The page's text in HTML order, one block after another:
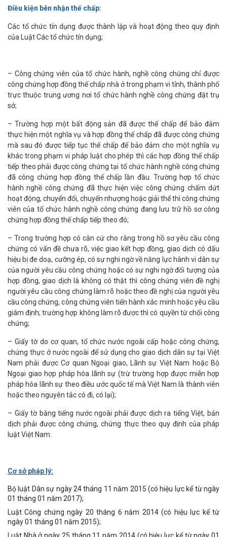
Điều kiện bên nhận thế chấp:
Các tổ chức tín dụng được thành lập và hoạt động theo quy định
của Luật Các tổ chức tín dụng;
– Công chứng viên của tổ chức hành, nghề công chứng chỉ được
công chứng hợp đồng thế chấp nhà ở trong phạm vi tỉnh, thành phố
trực thuộc trung ương nơi tổ chức hành nghề công chứng đặt trụ
sở;
– Trường hợp một bất động sản đã được thế chấp để bảo đảm
thực hiện một nghĩa vụ và hợp đồng thế chấp đã được công chứng
mà sau đó được tiếp tục thế chấp để bảo đảm cho một nghĩa vụ
khác trong phạm vi pháp luật cho phép thì các hợp đồng thế chấp
tiếp theo phải được công chứng tại tổ chức hành nghề công chứng
đã công chứng hợp đồng thế chấp lần đầu. Trường hợp tổ chức
hành nghề công chứng đã thực hiện việc công chứng chấm dứt
hoạt động, chuyển đổi, chuyển nhượng hoặc giải thể thì công chứng
viên của tổ chức hành nghề công chứng đang lưu trữ hồ sơ công
chứng hợp đồng thế chấp tiếp theo đó;
– Trong trường hợp có căn cứ cho rằng trong hồ sơ yêu cầu công
chứng có vấn đề chưa rõ, việc giao kết hợp đồng, giao dịch có dấu
hiệu bị đe doạ, cưỡng ép, có sự nghi ngờ về năng lực hành vi dân sự
của người yêu cầu công chứng hoặc có sự nghi ngờ đối tượng của
hợp đồng, giao dịch là không có thật thì công chứng viên đề nghị
người yêu cầu công chứng làm rõ hoặc theo đề nghị của người yêu
cầu công chứng, công chứng viên tiến hành xác minh hoặc yêu cầu
giám định; trường hợp không làm rõ được thì có quyền từ chối công
chứng;
– Giấy tờ do cơ quan, tổ chức nước ngoài cấp hoặc công chứng,
chứng thực ở nước ngoài để sử dụng cho giao dịch dân sự tại Việt
Nam phải được Cơ quan Ngoại giao, Lãnh sự Việt Nam hoặc Bộ
Ngoại giao hợp pháp hóa lãnh sự (trừ trường hợp được miễn hợp
pháp hóa lãnh sự theo điều ước quốc tế mà Việt Nam là thành viên
hoặc theo nguyên tắc có đi, có lại);
– Giấy tờ bằng tiếng nước ngoài phải được dịch ra tiếng Việt, bản
dịch phải được công chứng, chứng thực theo quy định của pháp
luật Việt Nam.
Cơ sở pháp lý:
Bộ luật Dân sự ngày 24 tháng 11 năm 2015 (có hiệu lực kể từ ngày
01 tháng 01 năm 2017);
Luật Công chứng ngày 20 tháng 6 năm 2014 (có hiệu lực kể từ
ngày 01 tháng 01 năm 2015);